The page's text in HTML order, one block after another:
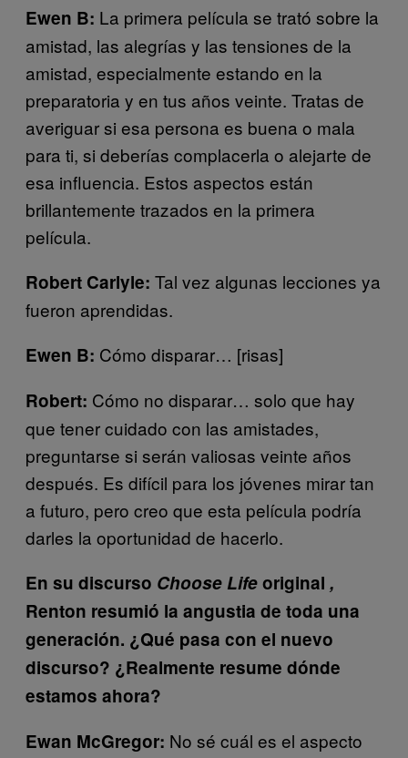
Ewen B: La primera película se trató sobre la
amistad, las alegrías y las tensiones de la
amistad, especialmente estando en la
preparatoria y en tus años veinte. Tratas de
averiguar si esa persona es buena o mala
para ti, si deberías complacerla o alejarte de
esa influencia. Estos aspectos están
brillantemente trazados en la primera
película.
Robert Carlyle: Tal vez algunas lecciones ya
fueron aprendidas.
Ewen B: Cómo disparar… [risas]
Robert: Cómo no disparar… solo que hay
que tener cuidado con las amistades,
preguntarse si serán valiosas veinte años
después. Es difícil para los jóvenes mirar tan
a futuro, pero creo que esta película podría
darles la oportunidad de hacerlo.
En su discurso Choose Lifeoriginal ,
Renton resumió la angustia de toda una
generación. ¿Qué pasa con el nuevo
discurso? ¿Realmente resume dónde
estamos ahora?
Ewan McGregor: No sé cuál es el aspecto